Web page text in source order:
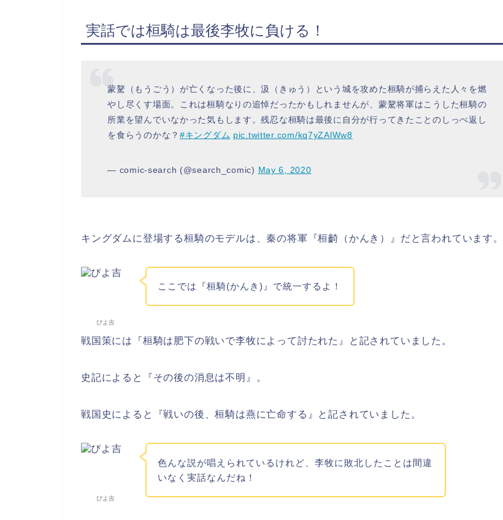
実話では桓騎は最後李牧に負ける！
蒙驁（もうごう）が亡くなった後に、汲（きゅう）という城を攻めた桓騎が捕らえた人々を燃
やし尽くす場面。これは桓騎なりの追悼だったかもしれませんが、蒙驁将軍はこうした桓騎の
所業を望んでいなかった気もします。残忍な桓騎は最後に自分が行ってきたことのしっぺ返し
を食らうのかな？ #キングダム pic.twitter.com/kq7yZAlWw8
— comic-search (@search_comic) May 6, 2020
キングダムに登場する桓騎のモデルは、秦の将軍『桓齮（かんき）』だと言われています。
ぴよ吉
ここでは『桓騎(かんき)』で統一するよ！
戦国策には『桓騎は肥下の戦いで李牧によって討たれた』と記されていました。
史記によると『その後の消息は不明』。
戦国史によると『戦いの後、桓騎は燕に亡命する』と記されていました。
ぴよ吉
色んな説が唱えられているけれど、李牧に敗北したことは間違
いなく実話なんだね！